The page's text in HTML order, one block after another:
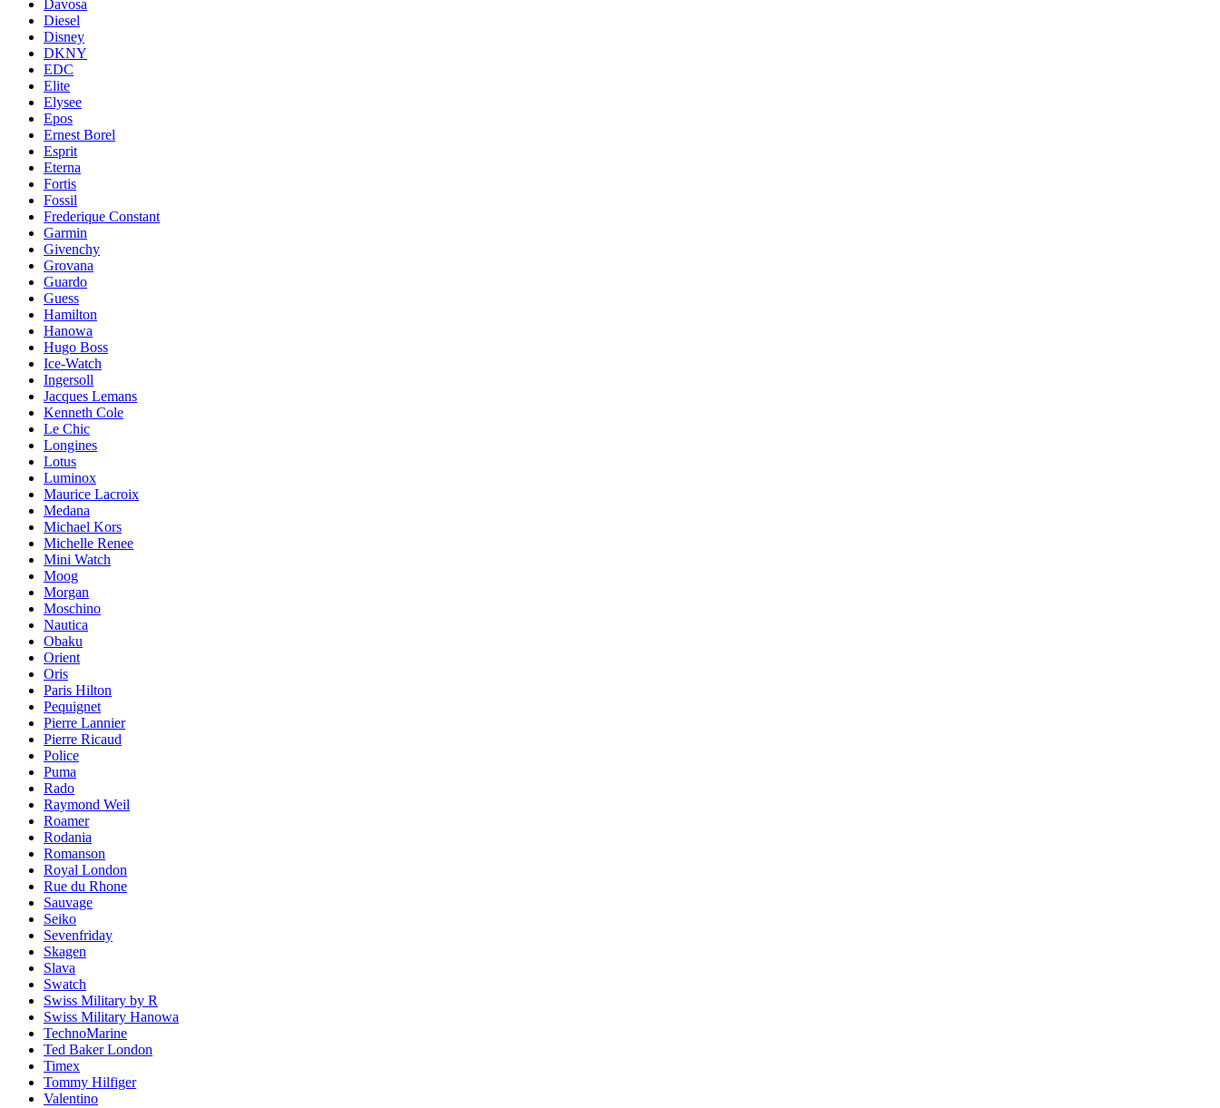
Davosa
Diesel
Disney
DKNY
EDC
Elite
Elysee
Epos
Ernest Borel
Esprit
Eterna
Fortis
Fossil
Frederique Constant
Garmin
Givenchy
Grovana
Guardo
Guess
Hamilton
Hanowa
Hugo Boss
Ice-Watch
Ingersoll
Jacques Lemans
Kenneth Cole
Le Chic
Longines
Lotus
Luminox
Maurice Lacroix
Medana
Michael Kors
Michelle Renee
Mini Watch
Moog
Morgan
Moschino
Nautica
Obaku
Orient
Oris
Paris Hilton
Pequignet
Pierre Lannier
Pierre Ricaud
Police
Puma
Rado
Raymond Weil
Roamer
Rodania
Romanson
Royal London
Rue du Rhone
Sauvage
Seiko
Sevenfriday
Skagen
Slava
Swatch
Swiss Military by R
Swiss Military Hanowa
TechnoMarine
Ted Baker London
Timex
Tommy Hilfiger
Valentino